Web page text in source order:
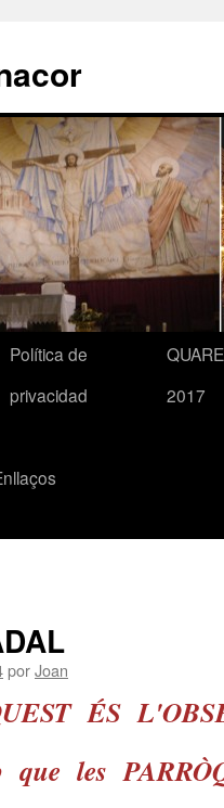
Política de
privacidad
2017
porJoan
ÉS
que les